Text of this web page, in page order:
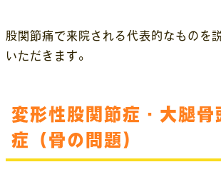
股関節痛で来院される代表的なものを
いただきます。
変形性股関節症・大腿骨
症（骨の問題）